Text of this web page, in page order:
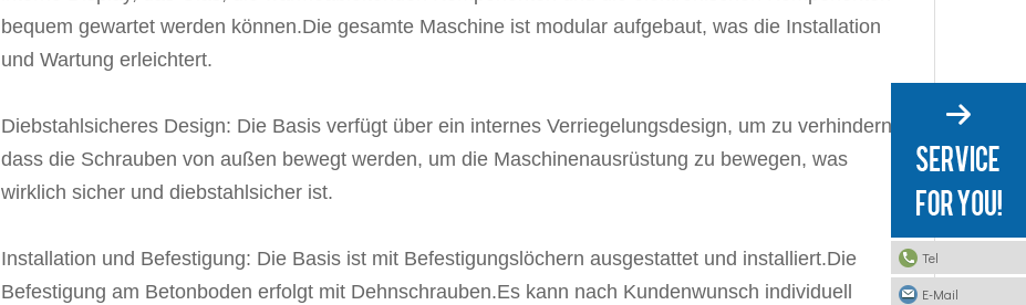
bequem gewartet werden können.Die gesamte Maschine ist modular aufgebaut, was die Installation
und Wartung erleichtert.
Diebstahlsicheres Design: Die Basis verfügt über ein internes Verriegelungsdesign, um zu verhindern,
dass die Schrauben von außen bewegt werden, um die Maschinenausrüstung zu bewegen, was
wirklich sicher und diebstahlsicher ist.
Installation und Befestigung: Die Basis ist mit Befestigungslöchern ausgestattet und installiert.Die
Befestigung am Betonboden erfolgt mit Dehnschrauben.Es kann nach Kundenwunsch individuell
Tel
E-Mail